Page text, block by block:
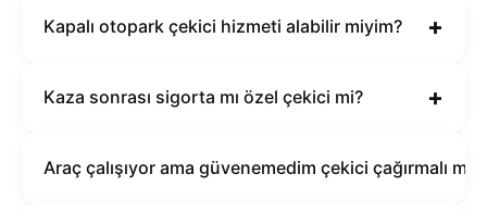
Kapalı otopark çekici hizmeti alabilir miyim? +
Kaza sonrası sigorta mı özel çekici mi? +
Araç çalışıyor ama güvenemedim çekici çağırmalı